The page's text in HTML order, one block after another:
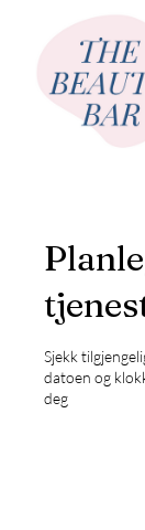
Sjekk
datoen og
deg